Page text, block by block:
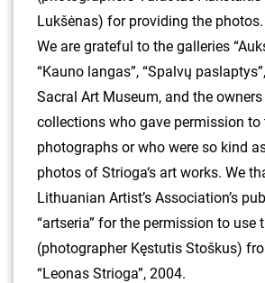
Lukšėnas) for providing the photos.
We are grateful to the galleries
“Kauno langas”, “Spalvų
Sacral Art Museum, and the
collections who gave permission to
photographs or who were so kind
photos of Strioga‘s art works. We
Lithuanian Artist’s Association’s
“artseria” for the permission to use
(photographer Kęstutis Stoškus)
“Leonas Strioga”, 2004.